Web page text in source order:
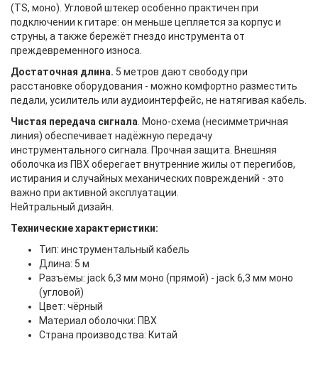
(TS, моно). Угловой штекер особенно практичен при
подключении к гитаре: он меньше цепляется за корпус и
струны, а также бережёт гнездо инструмента от
преждевременного износа.
Достаточная длина. 5 метров дают свободу при
расстановке оборудования - можно комфортно разместить
педали, усилитель или аудиоинтерфейс, не натягивая кабель.
Чистая передача сигнала . Моно-схема (несимметричная
линия) обеспечивает надёжную передачу
инструментального сигнала. Прочная защита. Внешняя
оболочка из ПВХ оберегает внутренние жилы от перегибов,
истирания и случайных механических повреждений - это
важно при активной эксплуатации.
Нейтральный дизайн.
Технические характеристики:
Тип: инструментальный кабель
Длина: 5 м
Разъёмы: jack 6,3 мм моно (прямой) - jack 6,3 мм моно
(угловой)
Цвет: чёрный
Материал оболочки: ПВХ
Страна производства: Китай